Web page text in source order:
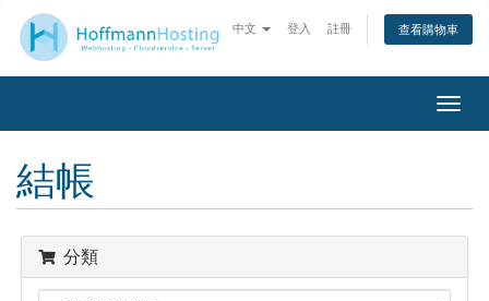
中文 登入 註冊 查看購物車
切
換
結帳
分類